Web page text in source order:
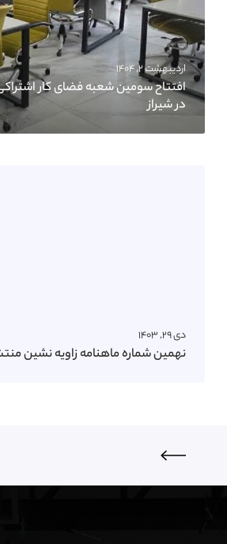
اردیبهشت ۲, ۱۴۰۴
افتتاح سومین شعبه فضای کار
در شیراز
دی ۲۹, ۱۴۰۳
نهمین شماره ماهنامه زاویه نشین